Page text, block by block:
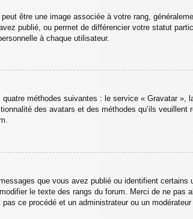
être une image associée à votre rang,
publié, ou permet de différencier votre statut
à chaque utilisateur.
méthodes suivantes : le service « Gravatar »,
des avatars et des méthodes qu’ils veuillent
que vous avez publié ou identifient certains
le texte des rangs du forum. Merci de ne pas
ce procédé et un administrateur ou un